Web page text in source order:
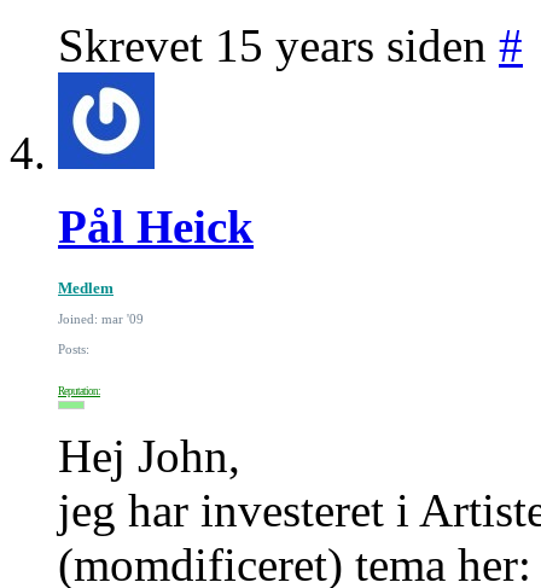
Skrevet 15 years siden #
Pål Heick
Medlem
Joined: mar '09
Posts:
Reputation:
Hej John,
jeg har investeret i
(momdificeret) tema